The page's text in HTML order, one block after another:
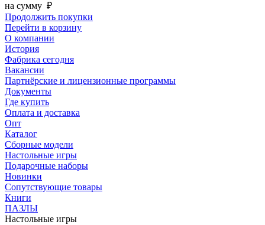
на сумму ₽
Продолжить покупки
Перейти в корзину
О компании
История
Фабрика сегодня
Вакансии
Партнёрские и лицензионные программы
Документы
Где купить
Оплата и доставка
Опт
Каталог
Сборные модели
Настольные игры
Подарочные наборы
Новинки
Сопутствующие товары
Книги
ПАЗЛЫ
Настольные игры